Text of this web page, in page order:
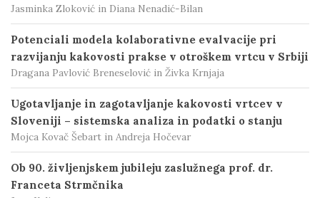
Jasminka Zloković in Diana Nenadić-Bilan
Potenciali modela kolaborativne evalvacije pri
razvijanju kakovosti prakse v otroškem vrtcu v Srbiji
Dragana Pavlović Breneselović in Živka Krnjaja
Ugotavljanje in zagotavljanje kakovosti vrtcev v
Sloveniji – sistemska analiza in podatki o stanju
Mojca Kovač Šebart in Andreja Hočevar
Ob 90. življenjskem jubileju zaslužnega prof. dr.
Franceta Strmčnika